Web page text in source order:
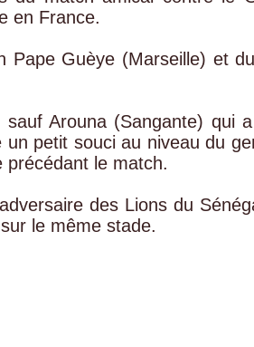
en France.
Pape Guèye (Marseille) et
sauf Arouna (Sangante) qui
petit souci au niveau du
précédant le match.
des Lions du
le même stade.